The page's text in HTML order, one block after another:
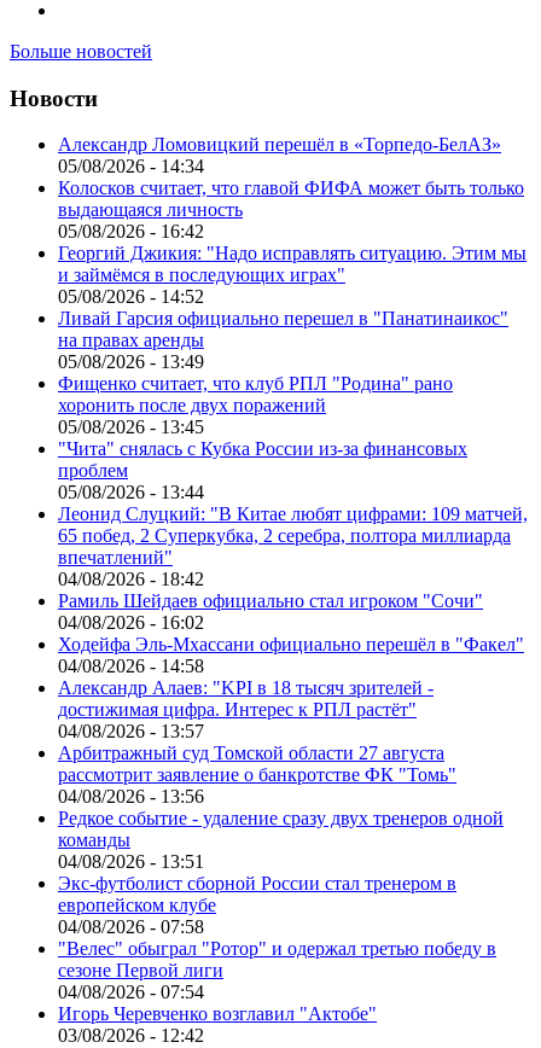
Больше новостей
Новости
Александр Ломовицкий перешёл в «Торпедо-БелАЗ»
05/08/2026 - 14:34
Колосков считает, что главой ФИФА может быть только
выдающаяся личность
05/08/2026 - 16:42
Георгий Джикия: "Надо исправлять ситуацию. Этим мы
и займёмся в последующих играх"
05/08/2026 - 14:52
Ливай Гарсия официально перешел в "Панатинаикос"
на правах аренды
05/08/2026 - 13:49
Фищенко считает, что клуб РПЛ "Родина" рано
хоронить после двух поражений
05/08/2026 - 13:45
"Чита" снялась с Кубка России из-за финансовых
проблем
05/08/2026 - 13:44
Леонид Слуцкий: "В Китае любят цифрами: 109 матчей,
65 побед, 2 Суперкубка, 2 серебра, полтора миллиарда
впечатлений"
04/08/2026 - 18:42
Рамиль Шейдаев официально стал игроком "Сочи"
04/08/2026 - 16:02
Ходейфа Эль-Мхассани официально перешёл в "Факел"
04/08/2026 - 14:58
Александр Алаев: "KPI в 18 тысяч зрителей -
достижимая цифра. Интерес к РПЛ растёт"
04/08/2026 - 13:57
Арбитражный суд Томской области 27 августа
рассмотрит заявление о банкротстве ФК "Томь"
04/08/2026 - 13:56
Редкое событие - удаление сразу двух тренеров одной
команды
04/08/2026 - 13:51
Экс-футболист сборной России стал тренером в
европейском клубе
04/08/2026 - 07:58
"Велес" обыграл "Ротор" и одержал третью победу в
сезоне Первой лиги
04/08/2026 - 07:54
Игорь Черевченко возглавил "Актобе"
03/08/2026 - 12:42